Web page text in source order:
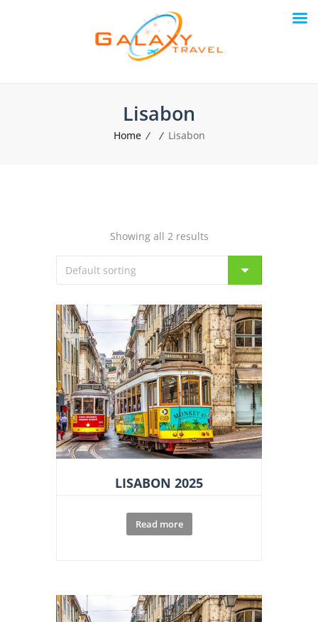
Lisabon
Home Lisabon
Showing all 2 results
LISABON 2025
Read more